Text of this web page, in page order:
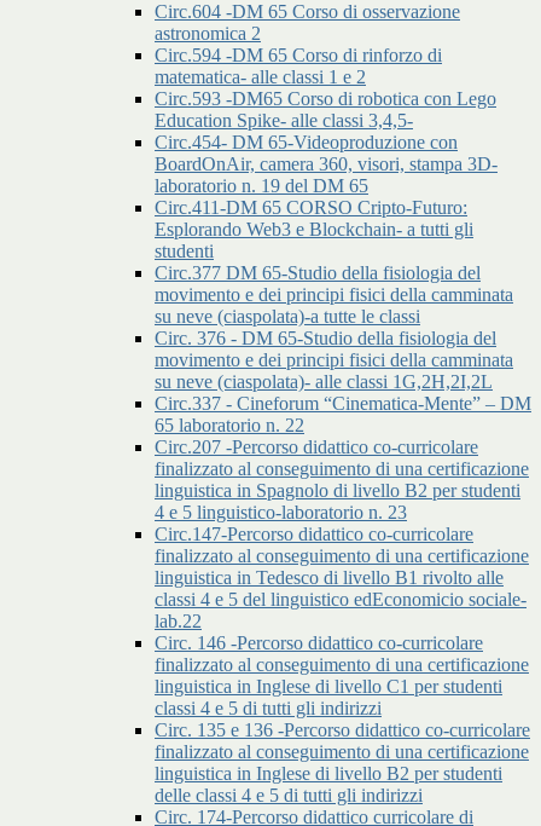
Circ.604 -DM 65 Corso di osservazione
astronomica 2
Circ.594 -DM 65 Corso di rinforzo di
matematica- alle classi 1 e 2
Circ.593 -DM65 Corso di robotica con Lego
Education Spike- alle classi 3,4,5-
Circ.454- DM 65-Videoproduzione con
BoardOnAir, camera 360, visori, stampa 3D-
laboratorio n. 19 del DM 65
Circ.411-DM 65 CORSO Cripto-Futuro:
Esplorando Web3 e Blockchain- a tutti gli
studenti
Circ.377 DM 65-Studio della fisiologia del
movimento e dei principi fisici della camminata
su neve (ciaspolata)-a tutte le classi
Circ. 376 - DM 65-Studio della fisiologia del
movimento e dei principi fisici della camminata
su neve (ciaspolata)- alle classi 1G,2H,2I,2L
Circ.337 - Cineforum “Cinematica-Mente” – DM
65 laboratorio n. 22
Circ.207 -Percorso didattico co-curricolare
finalizzato al conseguimento di una certificazione
linguistica in Spagnolo di livello B2 per studenti
4 e 5 linguistico-laboratorio n. 23
Circ.147-Percorso didattico co-curricolare
finalizzato al conseguimento di una certificazione
linguistica in Tedesco di livello B1 rivolto alle
classi 4 e 5 del linguistico edEconomicio sociale-
lab.22
Circ. 146 -Percorso didattico co-curricolare
finalizzato al conseguimento di una certificazione
linguistica in Inglese di livello C1 per studenti
classi 4 e 5 di tutti gli indirizzi
Circ. 135 e 136 -Percorso didattico co-curricolare
finalizzato al conseguimento di una certificazione
linguistica in Inglese di livello B2 per studenti
delle classi 4 e 5 di tutti gli indirizzi
Circ. 174-Percorso didattico curricolare di